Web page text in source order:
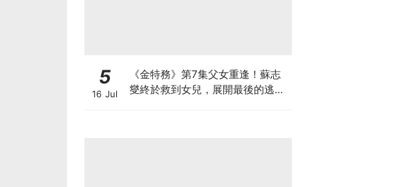
5
16 Jul
《金特務》第7集父女重逢！蘇志
燮終於救到女兒，展開最後的逃脫